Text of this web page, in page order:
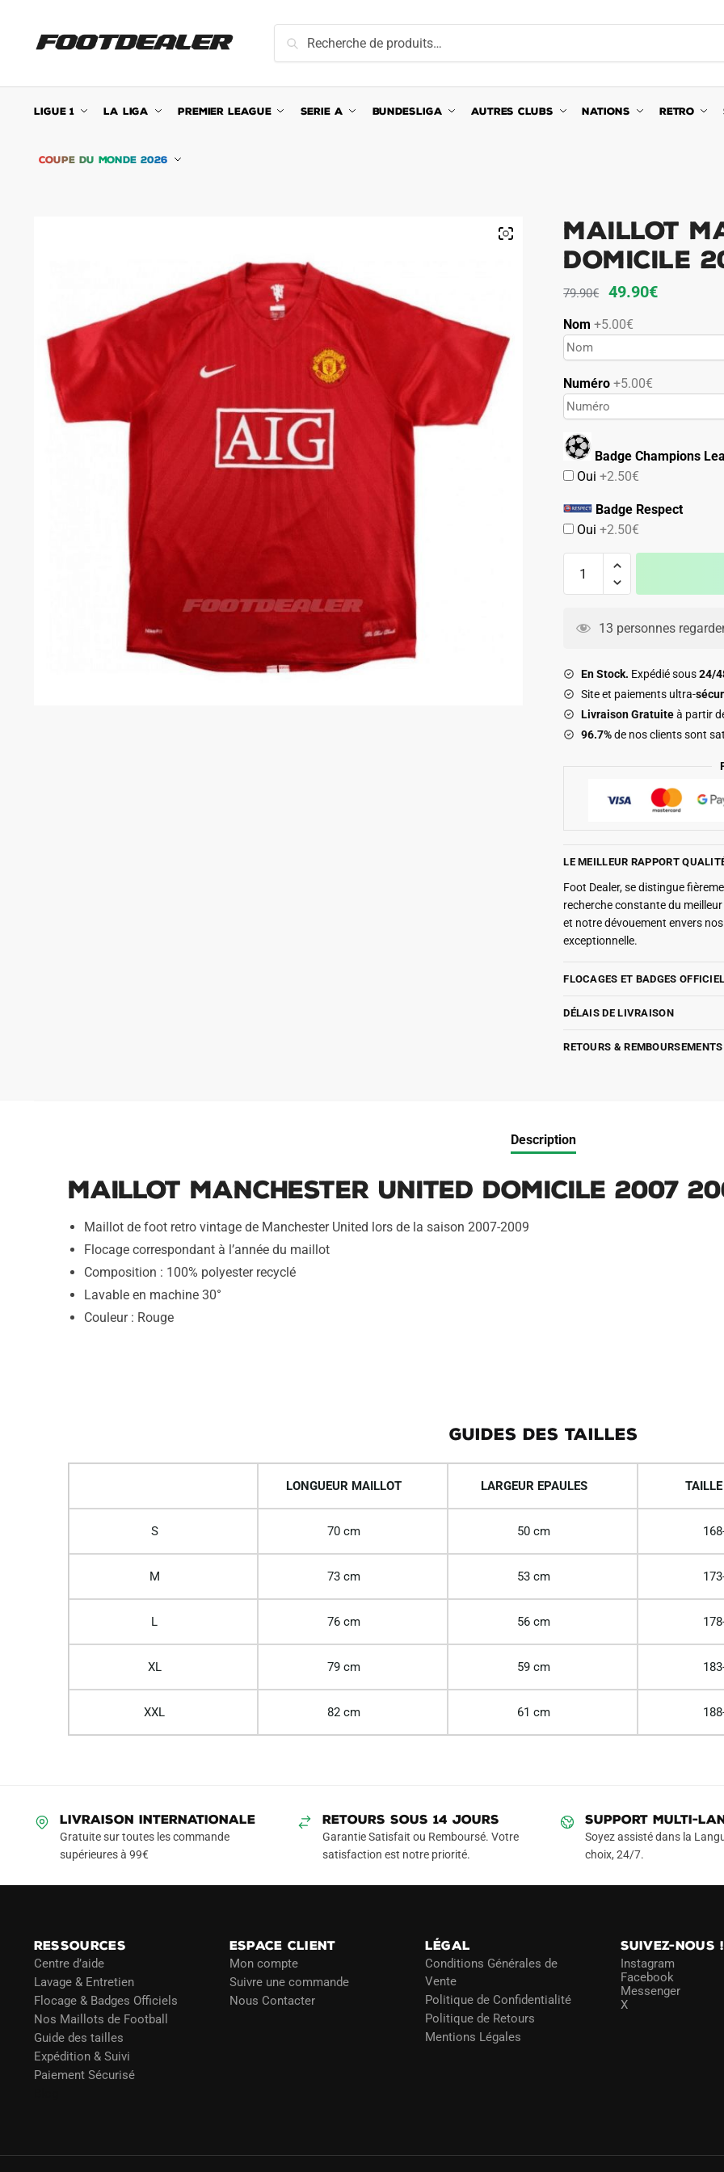
navigation
content
pour :
Recherche
LIGUE 1 LA LIGA PREMIER LEAGUE SERIE A BUNDESLIGA AUTRES CLUBS NATIONS RETRO
COUPE DU MONDE 2026
Maillot
Domicile
79.90€
Le
initial
était :
79.90€.
49.90€Le
actuel
est :
Nom +5.00€
Numéro+5.00€
Badge Champions
Oui+2.50€
Badge Respect
Oui+2.50€
Manchester
2007
2009
13 personnes
En Stock. Expédié sous24/
Site et paiements ultra-
Livraison Gratuiteà partir
96.7%de nos clients sont
LE MEILLEUR RAPPORT
Foot Dealer, se distingue
recherche constante du
et notre dévouement envers
exceptionnelle.
FLOCAGES ET BADGES
DÉLAIS DE LIVRAISON
RETOURS & REMBOURSEMENTS
Description
Maillot Manchester United Domicile 2007
Maillot de foot retro vintage de Manchester United lors de la saison 2007-2009
Flocage correspondant à l’année du maillot
Composition : 100% polyester recyclé
Lavable en machine 30°
Couleur : Rouge
GUIDES DES TAILLES
LONGUEUR MAILLOT LARGEUR EPAULES
S 70 cm 50 cm
M 73 cm 53 cm
L 76 cm 56 cm
XL 79 cm 59 cm
XXL 82 cm 61 cm
LIVRAISON INTERNATIONALE
Gratuite sur toutes les commande
supérieures à 99€
RETOURS SOUS 14 JOURS
Garantie Satisfait ou Remboursé. Votre
satisfaction est notre priorité.
SUPPORT MULTI-
Soyez assisté dans la
choix, 24/7.
RESSOURCES
Centre d’aide
Lavage & Entretien
Flocage & Badges Officiels
Nos Maillots de Football
Guide des tailles
Expédition & Suivi
Paiement Sécurisé
ESPACE CLIENT
Mon compte
Suivre une commande
Nous Contacter
LÉGAL
Conditions Générales de
Vente
Politique de Confidentialité
Politique de Retours
Mentions Légales
SUIVEZ-NOUS !
Instagram
Facebook
Messenger
X